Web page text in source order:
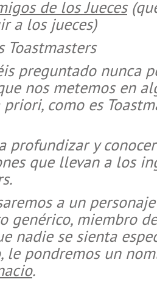
de los Jueces
a los jueces)
Toastmasters
preguntado nunca
nos metemos en
como es
profundizar y
que llevan a los
a un
genérico, miembro
nadie se sienta
le pondremos un
.